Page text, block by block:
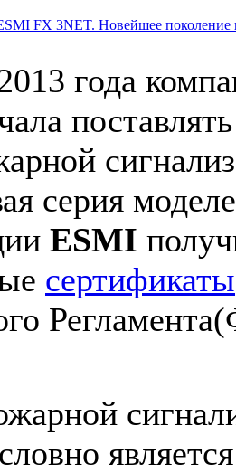
FX 3NET. Новейшее
года
серия
ESMI
сертификаты